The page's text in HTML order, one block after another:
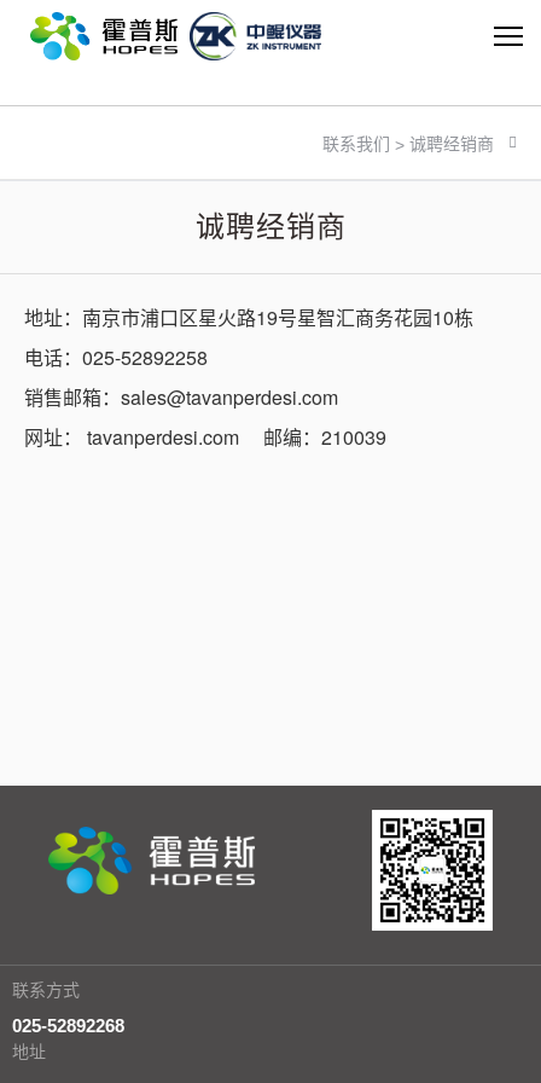
米兰网页版
联系我们 > 诚聘经销商
诚聘经销商
地址：南京市浦口区星火路19号星智汇商务花园10栋
电话：025-52892258
销售邮箱：sales@tavanperdesi.com
网址：
tavanperdesi.com 邮编：210039
联系方式
025-52892268
地址